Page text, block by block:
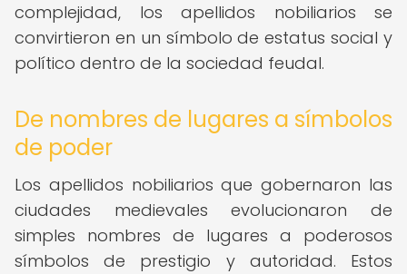
complejidad, los apellidos nobiliarios se
convirtieron en un símbolo de estatus social y
político dentro de la sociedad feudal.
De nombres de lugares a símbolos
de poder
Los apellidos nobiliarios que gobernaron las
ciudades medievales evolucionaron de
simples nombres de lugares a poderosos
símbolos de prestigio y autoridad. Estos